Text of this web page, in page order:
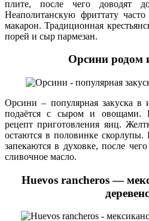
плите, после чего доводят
Неаполитанскую фриттату
макарон. Традиционная
порей и сыр пармезан.
Орсини родом
Орсини – популярная закуска в
подаётся с сыром и овощами.
рецепт приготовления яиц.
остаются в половинке
запекаются в духовке, после
сливочное масло.
Huevos rancheros —